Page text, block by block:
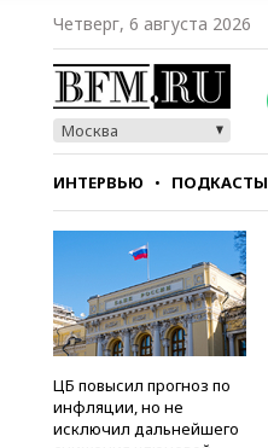
Четверг, 6 августа 2026
Москва
ИНТЕРВЬЮ ПОДКАСТЫ
СТИЛЬ ТЕСТЫ
ЦБ повысил прогноз по
инфляции, но не
исключил дальнейшего